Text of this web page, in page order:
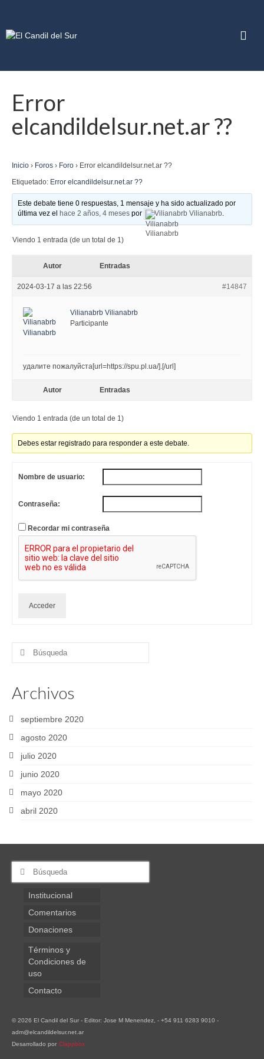
Error
elcandildelsur.net.ar ??
Inicio › Foros › Foro › Error elcandildelsur.net.ar ??
Etiquetado: Error elcandildelsur.net.ar ??
Este debate tiene 0 respuestas, 1 mensaje y ha sido actualizado por
última vez el
hace 2 años, 4 meses por Vilianabrb Vilianabrb.
Viendo 1 entrada (de un total de 1)
Autor Entradas
2024-03-17 a las 22:56 #14847
Vilianabrb Vilianabrb
Participante
удалите пожалуйста[url=https://spu.pl.ua/].[/url]
Autor Entradas
Viendo 1 entrada (de un total de 1)
Debes estar registrado para responder a este debate.
Nombre de usuario:
Contraseña:
Recordar mi contraseña
Acceder
Buscar
Archivos
septiembre 2020
agosto 2020
julio 2020
junio 2020
mayo 2020
abril 2020
Buscar
Institucional
Comentarios
Donaciones
Términos y
Condiciones de
uso
Contacto
© 2026 El Candil del Sur - Editor: Jose M Menendez, - +54 911 6283 9010 -
adm@elcandildelsur.net.ar
Desarrollado por Clappbox